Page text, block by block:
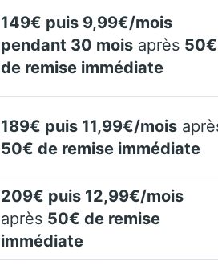
149€ puis 9,99€/mois
pendant 30 mois après 50€
de remise immédiate
189€ puis 11,99€/mois
50€ de remise immédiate
209€ puis 12,99€/mois
après 50€ de remise
immédiate